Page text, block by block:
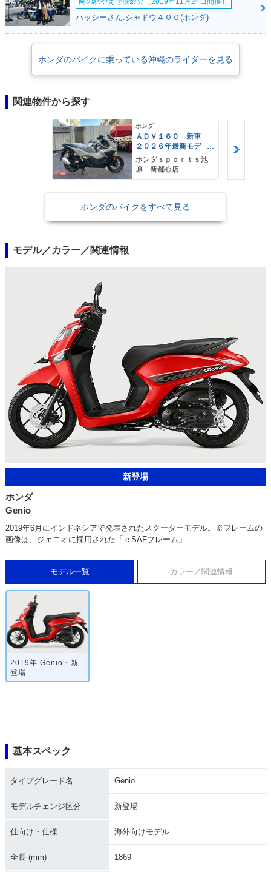
ハッシーさん:シャドウ４００(ホンダ)
ホンダのバイクに乗っている沖縄のライダーを見る
関連物件から探す
ホンダ
ＡＤＶ１６０ 新車
２０２６年最新モデ
ル パールスモーキー
グレー スマートキ
ー ２９Ｌメットイ
ホンダｓｐｏｒｔｓ池
原 新都心店
ホンダのバイクをすべて見る
モデル／カラー／関連情報
新登場
ホンダ
Genio
2019年6月にインドネシアで発表されたスクーターモデル。※フレームの
画像は、ジェニオに採用された「ｅSAFフレーム」
モデル一覧 カラー／関連情報
2019年 Genio・新
登場
基本スペック
タイプグレード名 Genio
モデルチェンジ区分 新登場
仕向け・仕様 海外向けモデル
全長 (mm) 1869